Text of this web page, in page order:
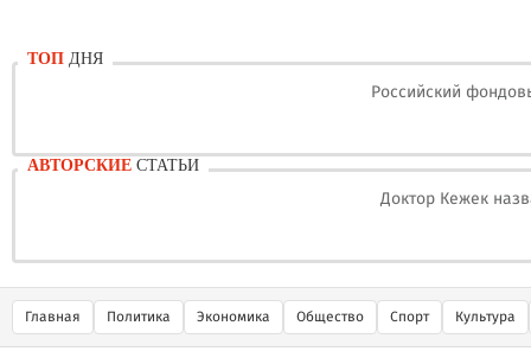
ТОП ДНЯ
Российский
АВТОРСКИЕ СТАТЬИ
Доктор Кежек
Главная Политика Экономика Общество Спорт Культура